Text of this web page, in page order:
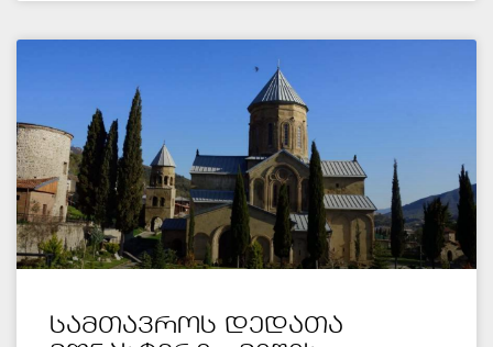
სამთავროს დედათა